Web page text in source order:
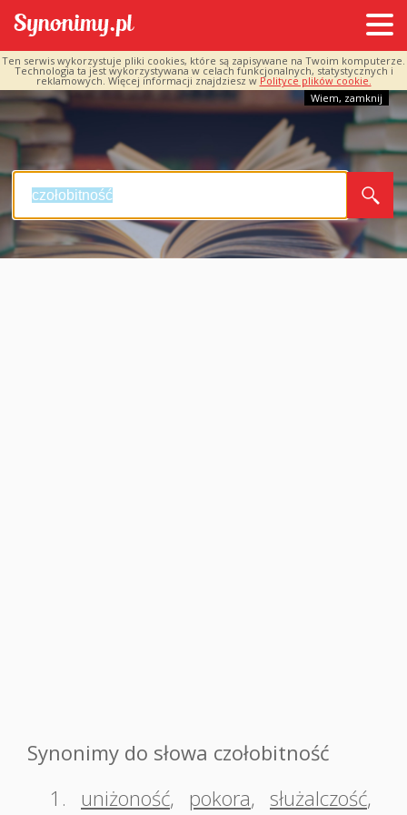
Ten serwis wykorzystuje pliki cookies, które są zapisywane na Twoim komputerze.
Technologia ta jest wykorzystywana w celach funkcjonalnych, statystycznych i
reklamowych. Więcej informacji znajdziesz w Polityce plików cookie.
Wiem, zamknij
Synonimy do słowa czołobitność
1.
uniżoność, pokora, służalczość,